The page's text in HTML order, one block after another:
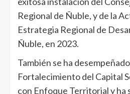
Regional de Ñuble, y de la
Estrategia Regional de
Ñuble, en 2023.
También se ha
Fortalecimiento del Capital
con Enfoque Territorial y ha